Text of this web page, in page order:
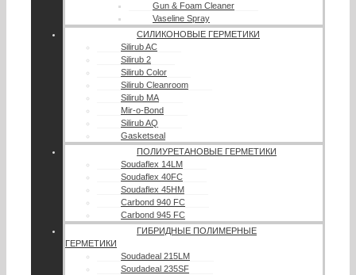
Gun & Foam Cleaner
Vaseline Spray
СИЛИКОНОВЫЕ ГЕРМЕТИКИ
Silirub AC
Silirub 2
Silirub Color
Silirub Cleanroom
Silirub MA
Mir-o-Bond
Silirub AQ
Gasketseal
ПОЛИУРЕТАНОВЫЕ ГЕРМЕТИКИ
Soudaflex 14LM
Soudaflex 40FC
Soudaflex 45HM
Carbond 940 FC
Carbond 945 FC
ГИБРИДНЫЕ ПОЛИМЕРНЫЕ
ГЕРМЕТИКИ
Soudadeal 215LM
Soudadeal 235SF